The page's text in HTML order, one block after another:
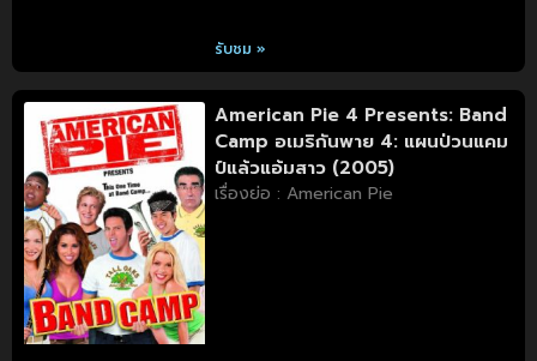
รับชม »
American Pie 4 Presents: Band
Camp อเมริกันพาย 4: แผนป่วนแคม
ป์แล้วแอ้มสาว (2005)
เรื่องย่อ : American Pie